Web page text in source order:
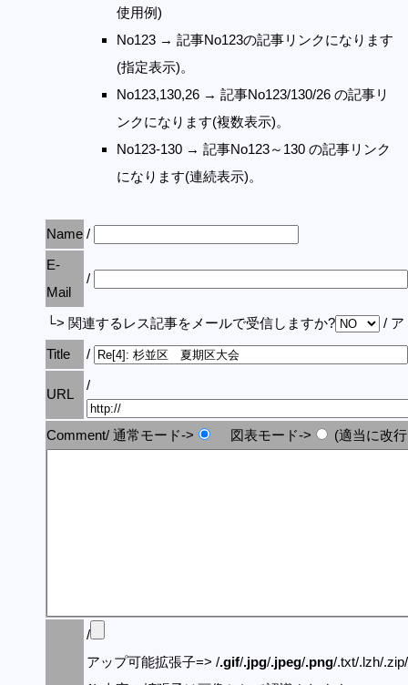
使用例)
No123 → 記事No123の記事リンクになります
(指定表示)。
No123,130,26 → 記事No123/130/26 の記事リ
ンクになります(複数表示)。
No123-130 → 記事No123～130 の記事リンク
になります(連続表示)。
Name /
E-
Mail
/
└> 関連するレス記事をメールで受信しますか?
/ ア
Title
/
URL
/
Comment/ 通常モード-> 図表モード-> (適当に改
/
アップ可能拡張子=> /.gif/.jpg/.jpeg/.png/.txt/.lzh/